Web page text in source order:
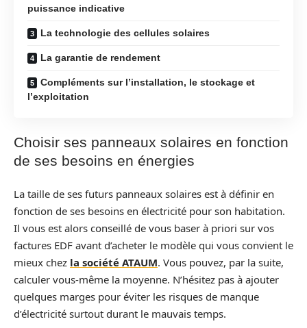
puissance indicative
La technologie des cellules solaires
La garantie de rendement
Compléments sur l’installation, le stockage et
l’exploitation
Choisir ses panneaux solaires en fonction
de ses besoins en énergies
La taille de ses futurs panneaux solaires est à définir en
fonction de ses besoins en électricité pour son habitation.
Il vous est alors conseillé de vous baser à priori sur vos
factures EDF avant d’acheter le modèle qui vous convient le
mieux chez la société ATAUM. Vous pouvez, par la suite,
calculer vous-même la moyenne. N’hésitez pas à ajouter
quelques marges pour éviter les risques de manque
d’électricité surtout durant le mauvais temps.